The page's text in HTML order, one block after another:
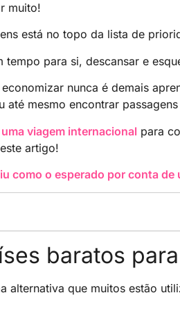
muito!
está no topo da lista de
tempo para si, descansar e
nunca é demais
até mesmo encontrar
viagem internacional para
artigo!
como o esperado por conta
baratos
alternativa que muitos estão